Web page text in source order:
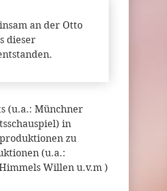
an der Otto
dieser
(u.a.: Münchner
in
zu
(u.a.:
Willen u.v.m )